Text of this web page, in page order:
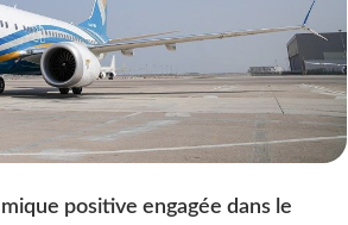
positive engagée dans le